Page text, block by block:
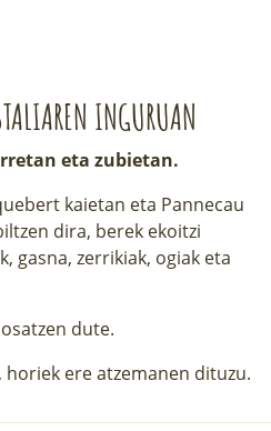
INGURUAN
eta zubietan.
kaietan eta Pannecau
dira, berek ekoitzi
gasna, zerrikiak, ogiak eta
dute.
horiek ere atzemanen dituzu.